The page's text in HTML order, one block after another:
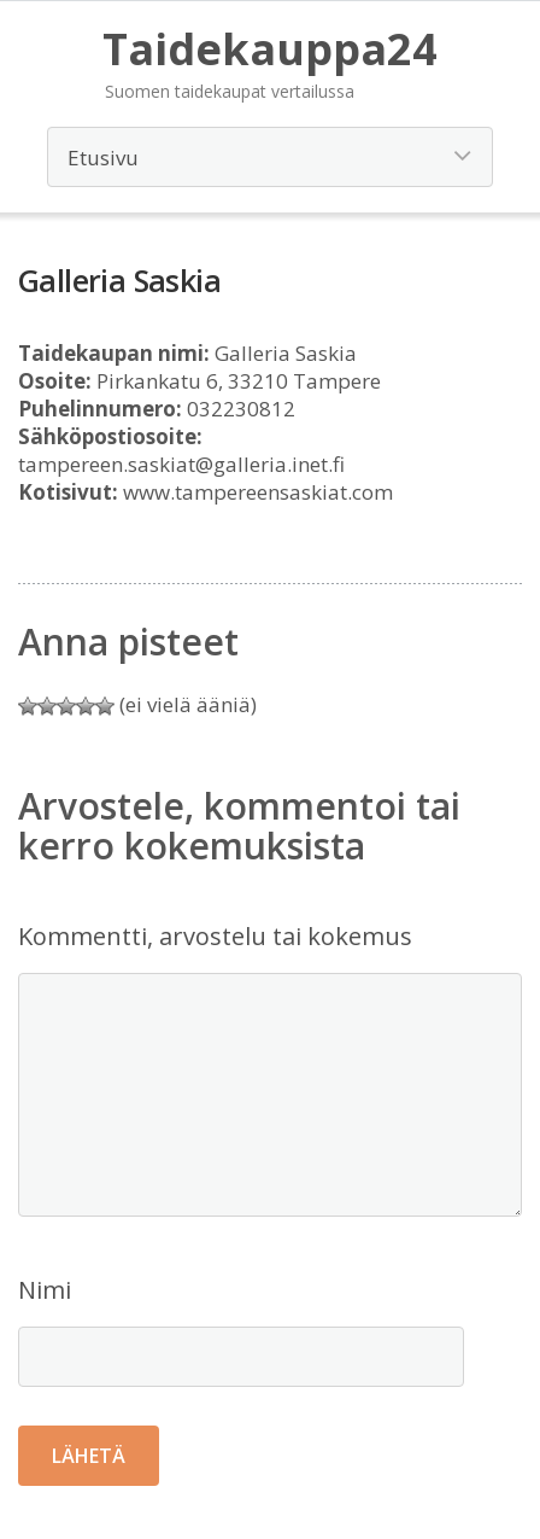
Taidekauppa24
Suomen taidekaupat vertailussa
Galleria Saskia
Taidekaupan nimi: Galleria Saskia
Osoite: Pirkankatu 6, 33210 Tampere
Puhelinnumero: 032230812
Sähköpostiosoite:
tampereen.saskiat@galleria.inet.fi
Kotisivut: www.tampereensaskiat.com
Anna pisteet
(ei vielä ääniä)
Arvostele, kommentoi tai
kerro kokemuksista
Kommentti, arvostelu tai kokemus
Nimi